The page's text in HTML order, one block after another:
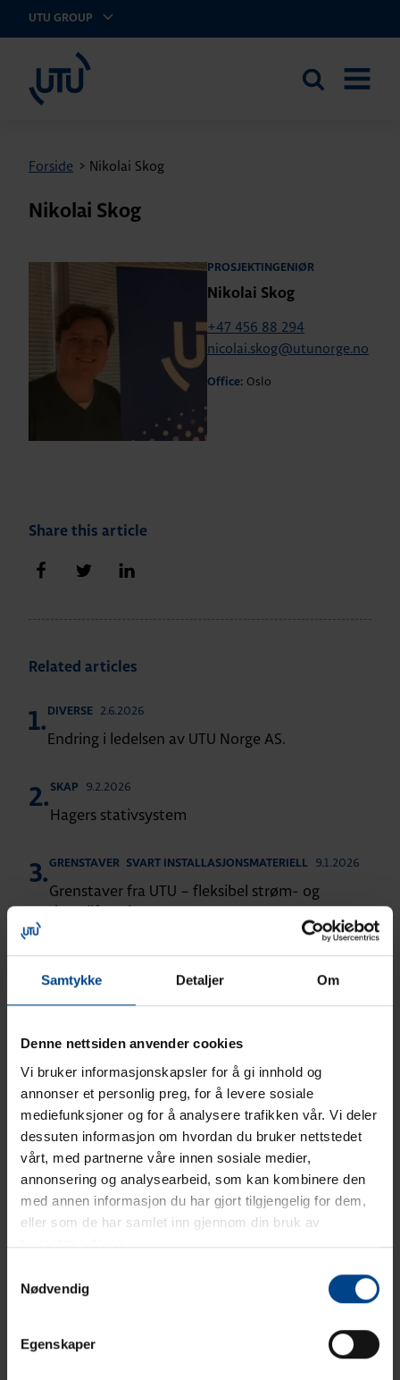
Samtykke Detaljer Om
Denne nettsiden anvender cookies
Vi bruker informasjonskapsler for å gi innhold og
annonser et personlig preg, for å levere sosiale
mediefunksjoner og for å analysere trafikken vår. Vi deler
dessuten informasjon om hvordan du bruker nettstedet
vårt, med partnerne våre innen sosiale medier,
annonsering og analysearbeid, som kan kombinere den
med annen informasjon du har gjort tilgjengelig for dem,
eller som de har samlet inn gjennom din bruk av
tjenestene deres.
Nødvendig
Egenskaper
UTU GROUP
Search
Forside > Nikolai Skog
Nikolai Skog
PROSJEKTINGENIØR
Nikolai Skog
+47 456 88 294
nicolai.skog@utunorge.no
Office: Oslo
Share this article
Share on FacebookShare on Twitter
Related articles
1. DIVERSE 2.6.2026
Endring i ledelsen av UTU Norge AS.
2. SKAP 9.2.2026
Hagers stativsystem
3.GRENSTAVER SVART INSTALLASJONSMATERIELL 9.1.2026
Grenstaver fra UTU – fleksibel strøm- og
datatilførsel
4.DIVERSE 9.1.2026
Utviklingen av TKS-skapet – norsk design og
produksjon
5.
Pressemelding: UTU Group utvider til Danmark
og kjøper Wexøe A/S’ danske virksomhet innen
elektrisk distribusjon og installasjon
6. DIVERSE MODULÆREPRODUKTER 17.11.2025
Hager ADA – jordfeilautomat for rask og sikker
montasje
7.
ZAL utendørsskap – robust, fleksibelt og klart